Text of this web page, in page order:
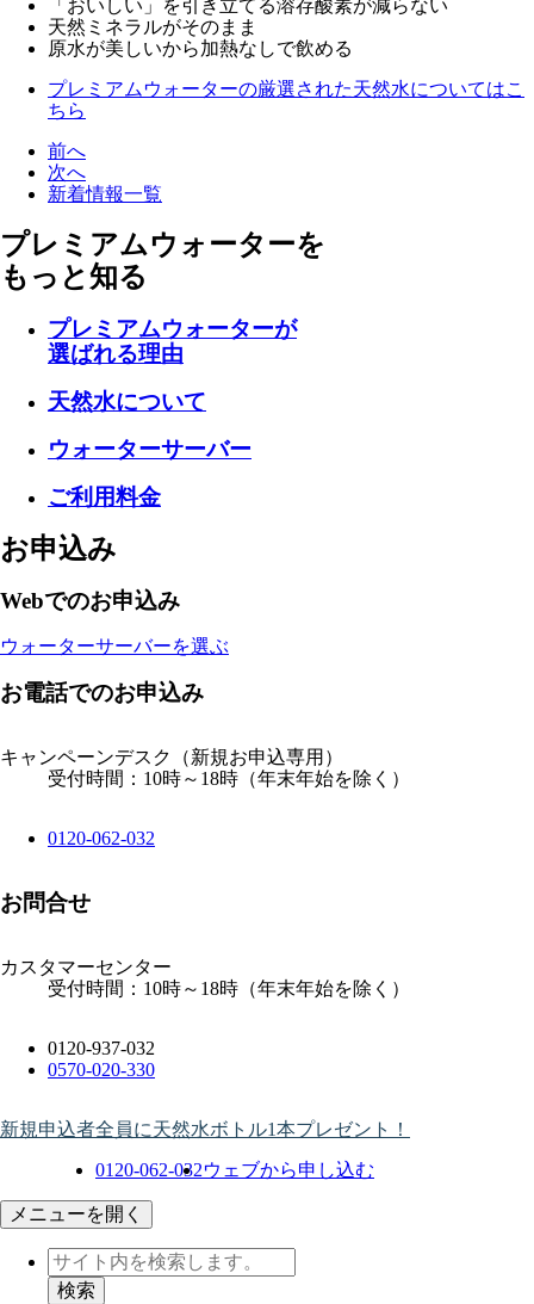
「おいしい」を引き立てる溶存酸素が減らない
天然ミネラルがそのまま
原水が美しいから加熱なしで飲める
プレミアムウォーターの厳選された天然水についてはこ
ちら
前へ
次へ
新着情報一覧
プレミアムウォーターを
もっと知る
プレミアムウォーターが
選ばれる理由
天然水について
ウォーターサーバー
ご利用料金
お申込み
Webでのお申込み
ウォーターサーバーを選ぶ
お電話でのお申込み
キャンペーンデスク
（新規お申込専用）
受付時間：10時～18時（年末年始を除く）
0120-062-032
お問合せ
カスタマーセンター
受付時間：10時～18時（年末年始を除く）
0120-937-032
0570-020-330
新規申込者全員に天然水ボトル1本プレゼント！
0120-062-032ウェブから申し込む
メニューを開く